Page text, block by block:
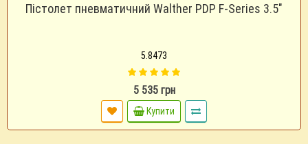
Пістолет пневматичний Walther PDP F-Series 3.5"
5.8473
5 535 грн
Купити